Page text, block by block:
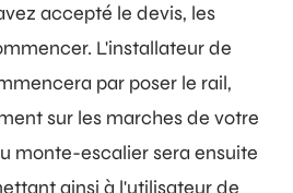
accepté le devis, les
L'installateur de
par poser le rail,
sur les marches de votre
monte-escalier sera ensuite
ainsi à l'utilisateur de